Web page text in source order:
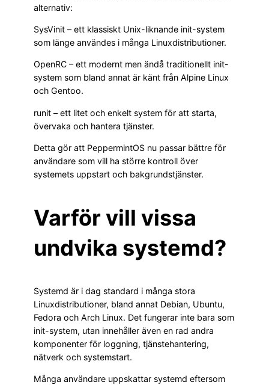
alternativ:
SysVinit – ett klassiskt Unix-liknande init-system
som länge användes i många Linuxdistributioner.
OpenRC – ett modernt men ändå traditionellt init-
system som bland annat är känt från Alpine Linux
och Gentoo.
runit – ett litet och enkelt system för att starta,
övervaka och hantera tjänster.
Detta gör att PeppermintOS nu passar bättre för
användare som vill ha större kontroll över
systemets uppstart och bakgrundstjänster.
Varför vill vissa
undvika systemd?
Systemd är i dag standard i många stora
Linuxdistributioner, bland annat Debian, Ubuntu,
Fedora och Arch Linux. Det fungerar inte bara som
init-system, utan innehåller även en rad andra
komponenter för loggning, tjänstehantering,
nätverk och systemstart.
Många användare uppskattar systemd eftersom